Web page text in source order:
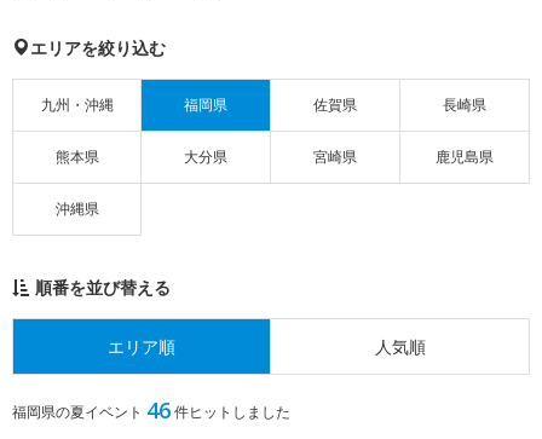
エリアを絞り込む
九州・沖縄 福岡県 佐賀県 長崎県
熊本県 大分県 宮崎県 鹿児島県
沖縄県
順番を並び替える
エリア順 人気順
福岡県の夏イベント 46件ヒットしました